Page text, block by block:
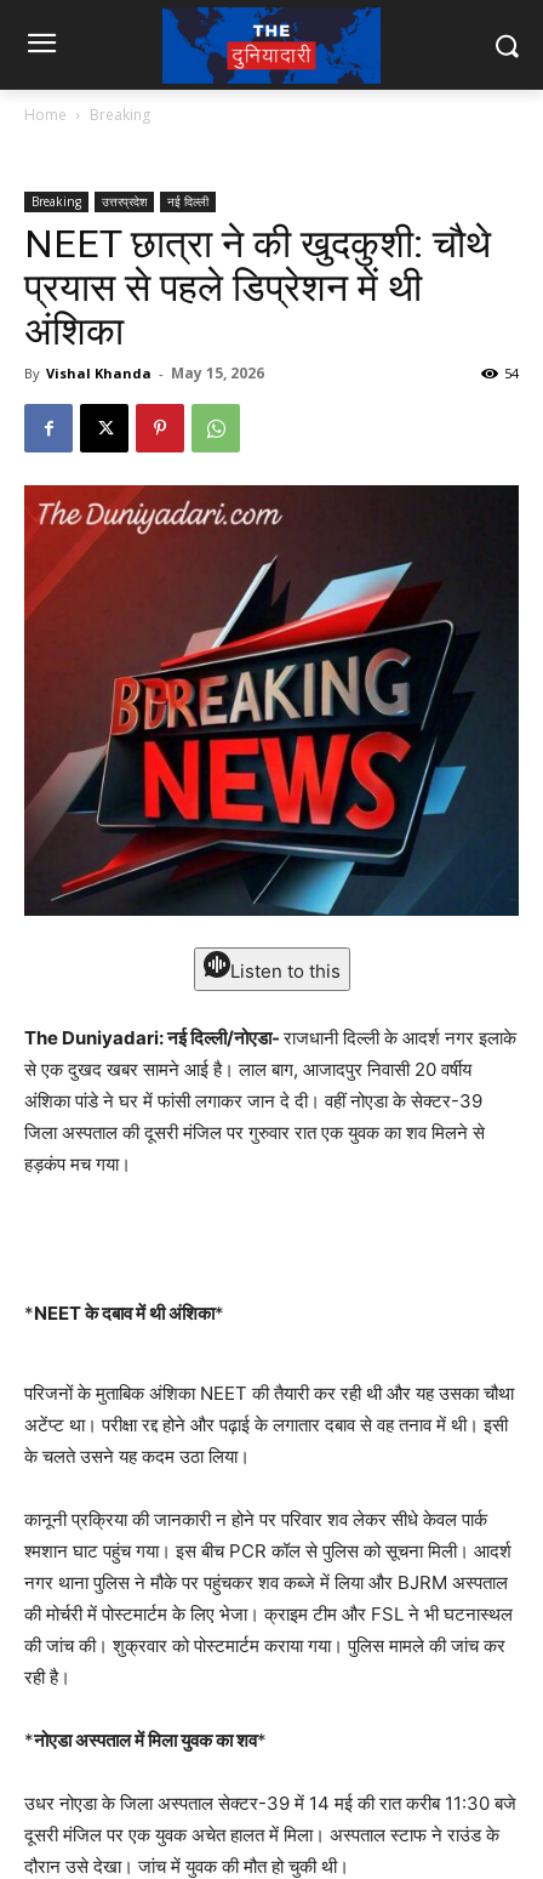
Home Breaking
Breaking उत्तरप्रदेश नई दिल्ली
NEET छात्रा ने की खुदकुशी: चौथे
प्रयास से पहले डिप्रेशन में थी
अंशिका
By Vishal Khanda - May 15, 2026 54
Listen to this
The Duniyadari: नई दिल्ली/नोएडा-राजधानी दिल्ली के आदर्श नगर इलाके
से एक दुखद खबर सामने आई है। लाल बाग, आजादपुर निवासी 20 वर्षीय
अंशिका पांडे ने घर में फांसी लगाकर जान दे दी। वहीं नोएडा के सेक्टर-39
जिला अस्पताल की दूसरी मंजिल पर गुरुवार रात एक युवक का शव मिलने से
हड़कंप मच गया।
*NEET के दबाव में थी अंशिका*
परिजनों के मुताबिक अंशिका NEET की तैयारी कर रही थी और यह उसका चौथा
अटेंप्ट था। परीक्षा रद्द होने और पढ़ाई के लगातार दबाव से वह तनाव में थी। इसी
के चलते उसने यह कदम उठा लिया।
कानूनी प्रक्रिया की जानकारी न होने पर परिवार शव लेकर सीधे केवल पार्क
श्मशान घाट पहुंच गया। इस बीच PCR कॉल से पुलिस को सूचना मिली। आदर्श
नगर थाना पुलिस ने मौके पर पहुंचकर शव कब्जे में लिया और BJRM अस्पताल
की मोर्चरी में पोस्टमार्टम के लिए भेजा। क्राइम टीम और FSL ने भी घटनास्थल
की जांच की। शुक्रवार को पोस्टमार्टम कराया गया। पुलिस मामले की जांच कर
रही है।
*नोएडा अस्पताल में मिला युवक का शव*
उधर नोएडा के जिला अस्पताल सेक्टर-39 में 14 मई की रात करीब 11:30 बजे
दूसरी मंजिल पर एक युवक अचेत हालत में मिला। अस्पताल स्टाफ ने राउंड के
दौरान उसे देखा। जांच में युवक की मौत हो चुकी थी।